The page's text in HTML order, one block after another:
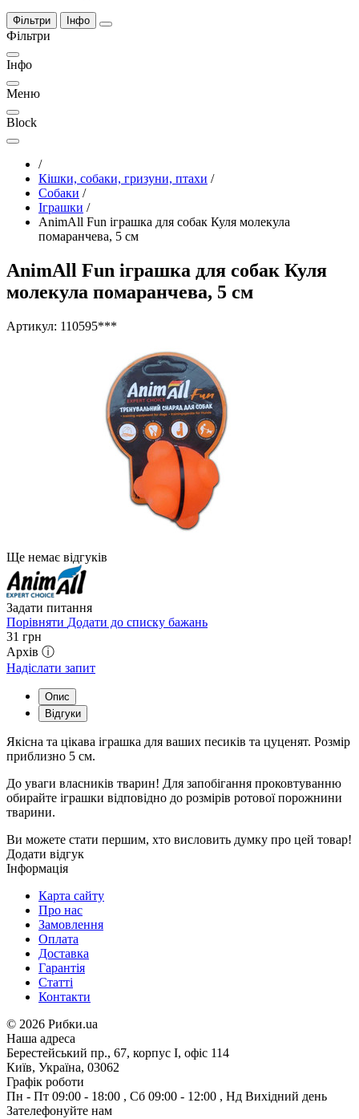
Фільтри Інфо
Фільтри
Інфо
Меню
Block
/
Кішки, собаки, гризуни, птахи /
Собаки /
Іграшки /
AnimAll Fun іграшка для собак Куля молекула
помаранчева, 5 см
AnimAll Fun іграшка для собак Куля
молекула помаранчева, 5 см
Артикул: 110595***
Ще немає відгуків
Задати питання
Порівняти Додати до списку бажань
31 грн
Архів ⓘ
Надіслати запит
Опис
Відгуки
Якісна та цікава іграшка для ваших песиків та цуценят. Розмір
приблизно 5 см.
До уваги власників тварин! Для запобігання проковтуванню
обирайте іграшки відповідно до розмірів ротової порожнини
тварини.
Ви можете стати першим, хто висловить думку про цей товар!
Додати відгук
Інформація
Карта сайту
Про нас
Замовлення
Оплата
Доставка
Гарантія
Статті
Контакти
© 2026 Рибки.ua
Наша адреса
Берестейський пр., 67, корпус І, офіс 114
Київ, Україна, 03062
Графік роботи
Пн - Пт 09:00 - 18:00 , Сб 09:00 - 12:00 , Нд Вихідний день
Зателефонуйте нам